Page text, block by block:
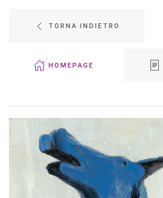
TORNA INDIETRO
HOMEPAGE